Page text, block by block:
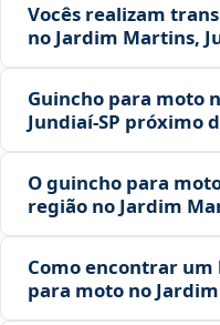
Vocês realizam
no Jardim Martins,
Guincho para moto
Jundiaí‑SP próximo
O guincho para
região no Jardim
Como encontrar
para moto no